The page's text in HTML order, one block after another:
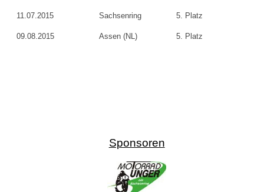
11.07.2015 Sachsenring 5. Platz
09.08.2015 Assen (NL) 5. Platz
Sponsoren